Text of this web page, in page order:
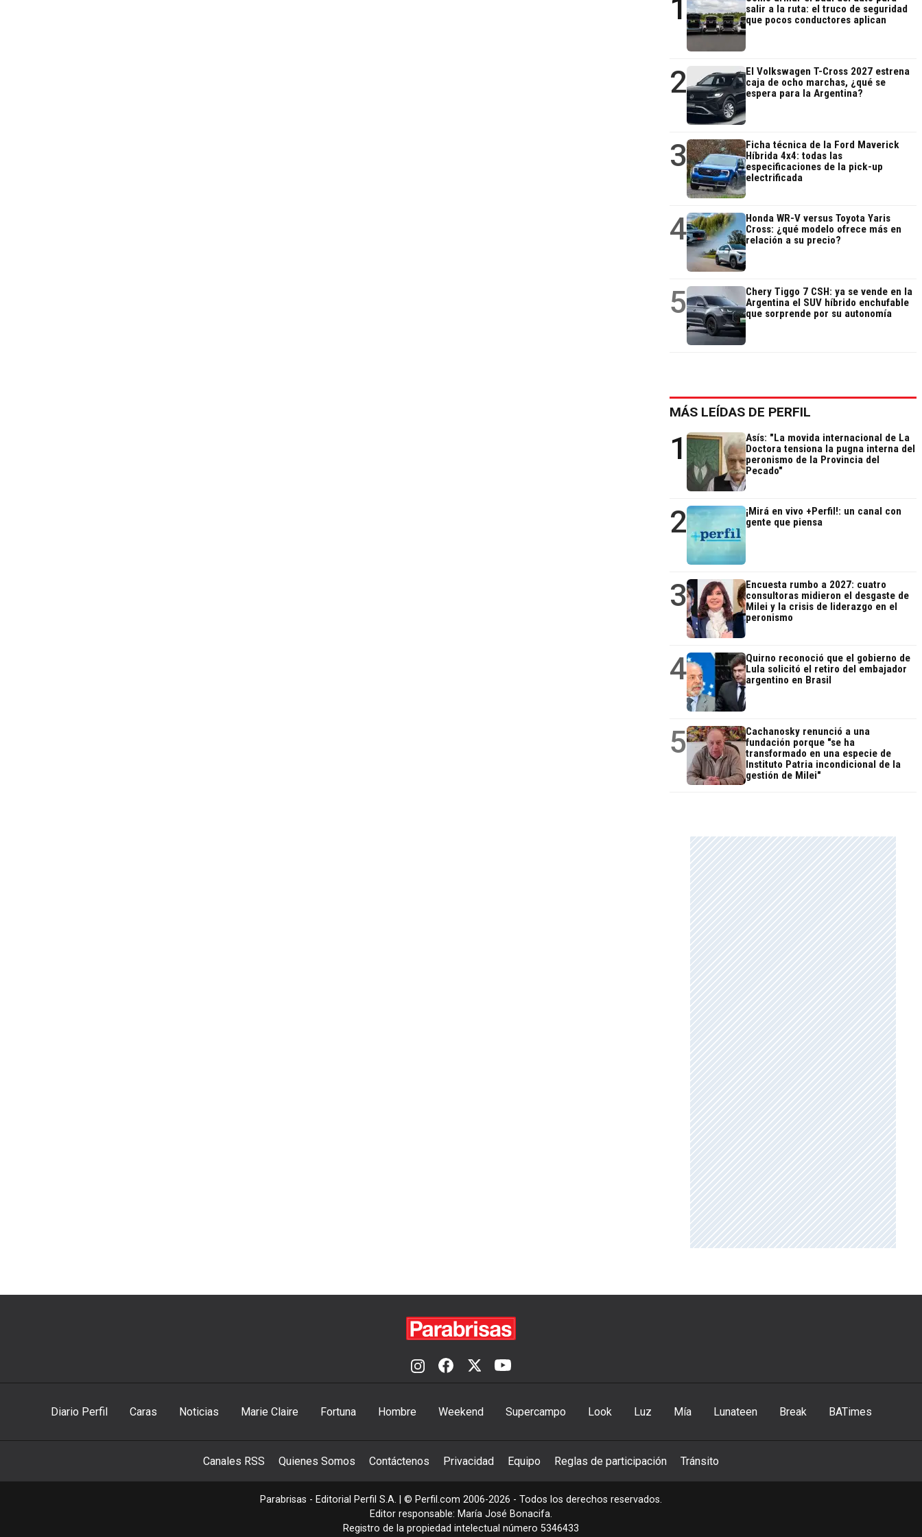
1
salir a la ruta: el truco de seguridad
que pocos conductores aplican
2
El Volkswagen T-Cross 2027 estrena
caja de ocho marchas, ¿qué se
espera para la Argentina?
3
Ficha técnica de la Ford Maverick
Híbrida 4x4: todas las
especificaciones de la pick-up
electrificada
4
Honda WR-V versus Toyota Yaris
Cross: ¿qué modelo ofrece más en
relación a su precio?
5
Chery Tiggo 7 CSH: ya se vende en la
Argentina el SUV híbrido enchufable
que sorprende por su autonomía
MÁS LEÍDAS DE PERFIL
1
Asís: "La movida internacional de La
Doctora tensiona la pugna interna del
peronismo de la Provincia del
Pecado"
2
¡Mirá en vivo +Perfil!: un canal con
gente que piensa
3
Encuesta rumbo a 2027: cuatro
consultoras midieron el desgaste de
Milei y la crisis de liderazgo en el
peronismo
4
Quirno reconoció que el gobierno de
Lula solicitó el retiro del embajador
argentino en Brasil
5
Cachanosky renunció a una
fundación porque "se ha
transformado en una especie de
Instituto Patria incondicional de la
gestión de Milei"
Diario Perfil Caras Noticias Marie Claire Fortuna Hombre Weekend Supercampo Look Luz Mía Lunateen Break BATimes
Canales RSS Quienes Somos Contáctenos Privacidad Equipo Reglas de participación Tránsito
Parabrisas - Editorial Perfil S.A. | © Perfil.com 2006-2026 - Todos los derechos reservados.
Editor responsable: María José Bonacifa.
Registro de la propiedad intelectual número 5346433